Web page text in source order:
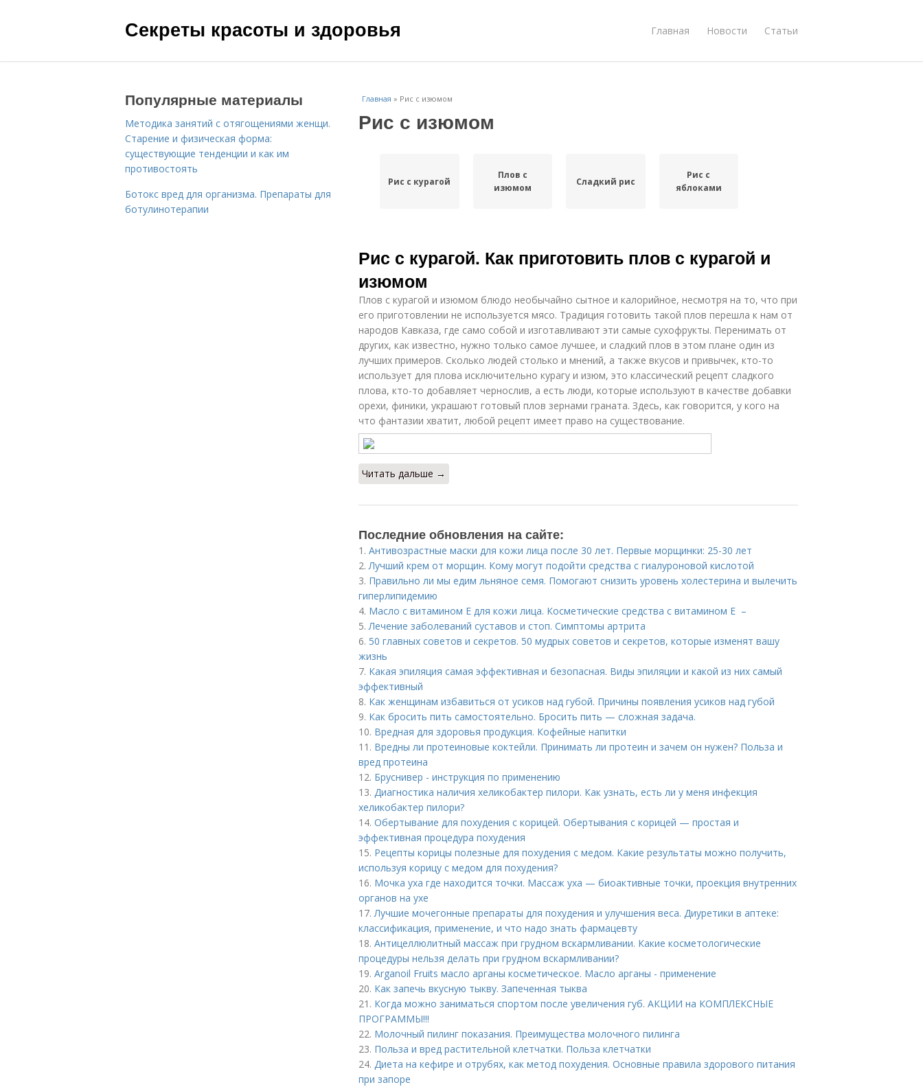
Секреты красоты и здоровья Главная Новости Статьи
Главная » Рис с изюмом
Рис с изюмом
Рис с курагой
Плов с
изюмом
Сладкий рис
Рис с
яблоками
Рис с курагой. Как приготовить плов с курагой и
изюмом
Плов с курагой и изюмом блюдо необычайно сытное и калорийное, несмотря на то, что при
его приготовлении не используется мясо. Традиция готовить такой плов перешла к нам от
народов Кавказа, где само собой и изготавливают эти самые сухофрукты. Перенимать от
других, как известно, нужно только самое лучшее, и сладкий плов в этом плане один из
лучших примеров. Сколько людей столько и мнений, а также вкусов и привычек, кто-то
использует для плова исключительно курагу и изюм, это классический рецепт сладкого
плова, кто-то добавляет чернослив, а есть люди, которые используют в качестве добавки
орехи, финики, украшают готовый плов зернами граната. Здесь, как говорится, у кого на
что фантазии хватит, любой рецепт имеет право на существование.
Читать дальше →
Последние обновления на сайте:
1. Антивозрастные маски для кожи лица после 30 лет. Первые морщинки: 25-30 лет
2.Лучший крем от морщин. Кому могут подойти средства с гиалуроновой кислотой
3. Правильно ли мы едим льняное семя. Помогают снизить уровень холестерина и вылечить
гиперлипидемию
4. Масло с витамином Е для кожи лица. Косметические средства с витамином Е –
5.Лечение заболеваний суставов и стоп. Симптомы артрита
6. 50 главных советов и секретов. 50 мудрых советов и секретов, которые изменят вашу
жизнь
7. Какая эпиляция самая эффективная и безопасная. Виды эпиляции и какой из них самый
эффективный
8. Как женщинам избавиться от усиков над губой. Причины появления усиков над губой
9. Как бросить пить самостоятельно. Бросить пить — сложная задача.
10. Вредная для здоровья продукция. Кофейные напитки
11. Вредны ли протеиновые коктейли. Принимать ли протеин и зачем он нужен? Польза и
вред протеина
12. Бруснивер - инструкция по применению
13. Диагностика наличия хеликобактер пилори. Как узнать, есть ли у меня инфекция
хеликобактер пилори?
14. Обертывание для похудения с корицей. Обертывания с корицей — простая и
эффективная процедура похудения
15. Рецепты корицы полезные для похудения с медом. Какие результаты можно получить,
используя корицу с медом для похудения?
16. Мочка уха где находится точки. Массаж уха — биоактивные точки, проекция внутренних
органов на ухе
17.Лучшие мочегонные препараты для похудения и улучшения веса. Диуретики в аптеке:
классификация, применение, и что надо знать фармацевту
18. Антицеллюлитный массаж при грудном вскармливании. Какие косметологические
процедуры нельзя делать при грудном вскармливании?
19. Arganoil Fruits масло арганы косметическое. Масло арганы - применение
20. Как запечь вкусную тыкву. Запеченная тыква
21. Когда можно заниматься спортом после увеличения губ. АКЦИИ на КОМПЛЕКСНЫЕ
ПРОГРАММЫ!!!
22. Молочный пилинг показания. Преимущества молочного пилинга
23. Польза и вред растительной клетчатки. Польза клетчатки
24. Диета на кефире и отрубях, как метод похудения. Основные правила здорового питания
при запоре
Популярные материалы
Методика занятий с отягощениями женщи.
Старение и физическая форма:
существующие тенденции и как им
противостоять
Ботокс вред для организма. Препараты для
ботулинотерапии